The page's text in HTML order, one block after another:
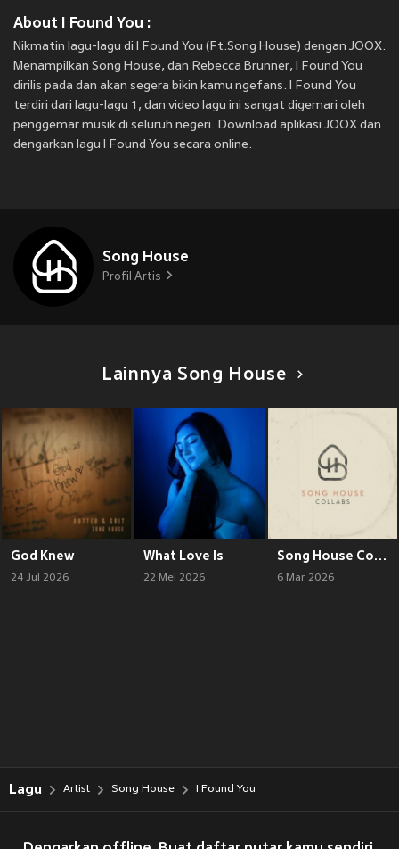
About I Found You :
Nikmatin lagu-lagu di I Found You (Ft.Song House) dengan JOOX.
Menampilkan Song House, dan Rebecca Brunner, I Found You
dirilis pada dan akan segera bikin kamu ngefans. I Found You
terdiri dari lagu-lagu 1, dan video lagu ini sangat digemari oleh
penggemar musik di seluruh negeri. Download aplikasi JOOX dan
dengarkan lagu I Found You secara online.
Song House
Profil Artis
Lainnya Song House
God Knew
24 Jul 2026
What Love Is
22 Mei 2026
Song House Collabs
6 Mar 2026
Lagu Artist Song House I Found You